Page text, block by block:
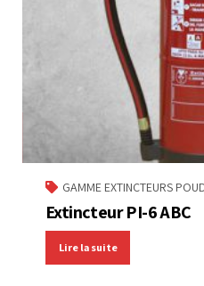
GAMME EXTINCTEURS
Extincteur PI-6 ABC
Lire la suite